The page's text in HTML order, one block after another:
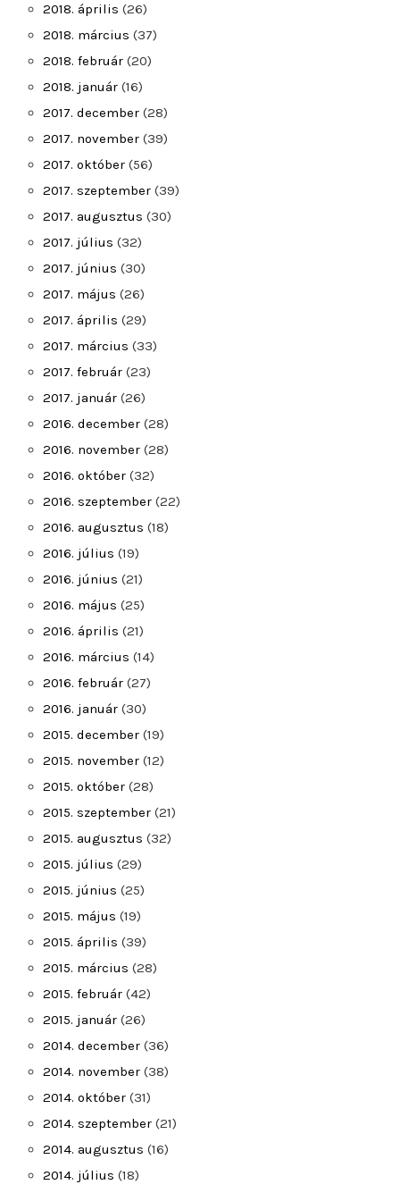
2018. április (26)
2018. március (37)
2018. február (20)
2018. január (16)
2017. december (28)
2017. november (39)
2017. október (56)
2017. szeptember (39)
2017. augusztus (30)
2017. július (32)
2017. június (30)
2017. május (26)
2017. április (29)
2017. március (33)
2017. február (23)
2017. január (26)
2016. december (28)
2016. november (28)
2016. október (32)
2016. szeptember (22)
2016. augusztus (18)
2016. július (19)
2016. június (21)
2016. május (25)
2016. április (21)
2016. március (14)
2016. február (27)
2016. január (30)
2015. december (19)
2015. november (12)
2015. október (28)
2015. szeptember (21)
2015. augusztus (32)
2015. július (29)
2015. június (25)
2015. május (19)
2015. április (39)
2015. március (28)
2015. február (42)
2015. január (26)
2014. december (36)
2014. november (38)
2014. október (31)
2014. szeptember (21)
2014. augusztus (16)
2014. július (18)